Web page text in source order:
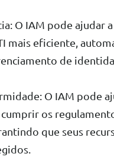
O IAM pode ajudar
mais eficiente,
de
O IAM pode
cumprir os
que seus